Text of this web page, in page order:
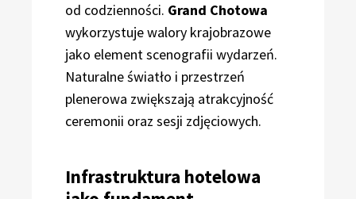
od codzienności. Grand Chotowa
wykorzystuje walory krajobrazowe
jako element scenografii wydarzeń.
Naturalne światło i przestrzeń
plenerowa zwiększają atrakcyjność
ceremonii oraz sesji zdjęciowych.
Infrastruktura hotelowa